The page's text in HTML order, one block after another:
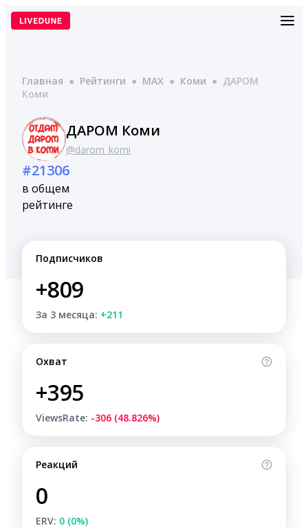
Перейти
Главная ● Рейтинги ● MAX ● Коми ● ДАРОМ
Коми
ДАРОМ Коми
@darom_komi
#21306
в общем
рейтинге
Подписчиков
+809
За 3 месяца: +211
Охват
+395
ViewsRate: -306 (48.826%)
Реакций
0
ERV: 0 (0%)